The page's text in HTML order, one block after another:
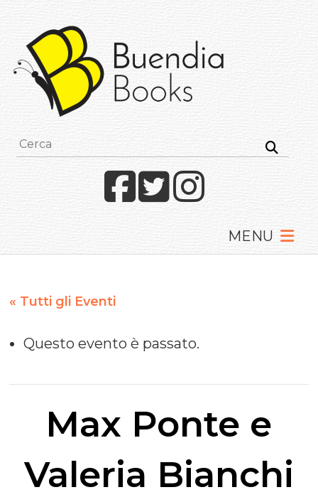
Buendia
Books
ali
Facebook
Twitter
« Tutti gli Eventi
Questo evento è passato.
Max Ponte e
Valeria Bianchi